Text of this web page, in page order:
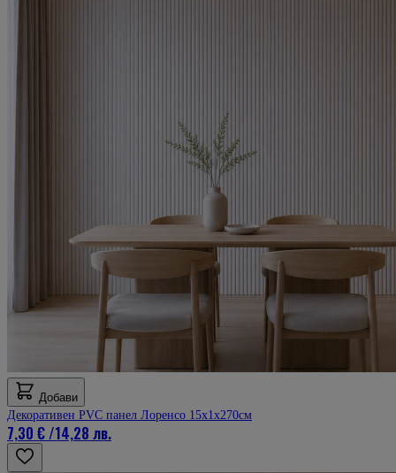
Добави
Декоративен PVC панел Лоренсо 15х1х270см
7,30 € /14,28 лв.